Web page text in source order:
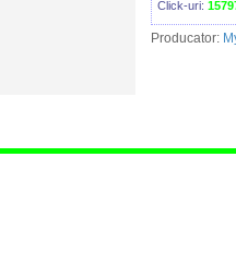
Click-uri:
Producator: